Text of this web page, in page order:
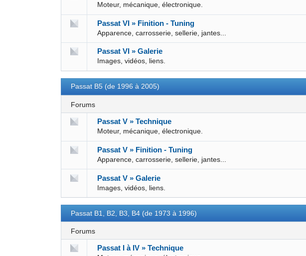
Moteur, mécanique, électronique.
Passat VI » Finition - Tuning
Apparence, carrosserie, sellerie, jantes...
Passat VI » Galerie
Images, vidéos, liens.
Passat B5 (de 1996 à 2005)
Forums
Passat V » Technique
Moteur, mécanique, électronique.
Passat V » Finition - Tuning
Apparence, carrosserie, sellerie, jantes...
Passat V » Galerie
Images, vidéos, liens.
Passat B1, B2, B3, B4 (de 1973 à 1996)
Forums
Passat I à IV » Technique